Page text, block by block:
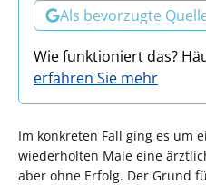
Als bevorzugte
Wie funktioniert das?
erfahren Sie mehr
Im konkreten Fall ging es um
wiederholten Male eine
aber ohne Erfolg. Der Grund